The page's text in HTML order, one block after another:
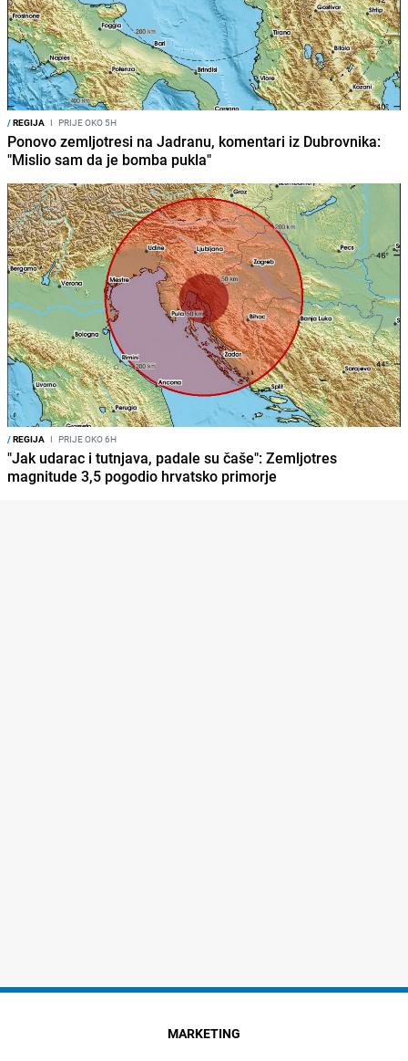
/REGIJA I PRIJE OKO 5H
Ponovo zemljotresi na Jadranu, komentari iz Dubrovnika:
"Mislio sam da je bomba pukla"
/REGIJA I PRIJE OKO 6H
"Jak udarac i tutnjava, padale su čaše": Zemljotres
magnitude 3,5 pogodio hrvatsko primorje
MARKETING